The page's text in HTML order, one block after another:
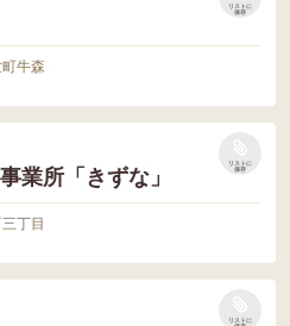
リストに
保存
牛森
業所「きずな」
リストに
保存
丁目
リストに